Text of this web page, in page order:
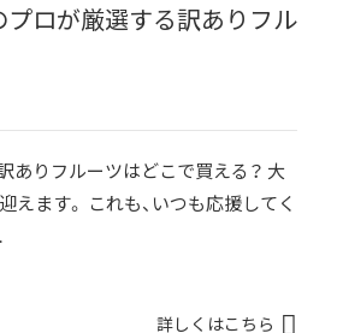
ロが厳選する訳ありフル
ありフルーツはどこで買える？ 大
ます。 これも、いつも応援してく
詳しくはこちら